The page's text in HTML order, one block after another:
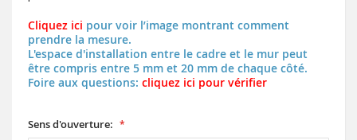
Cliquez ici pour voir l’image montrant comment
prendre la mesure.
L'espace d'installation entre le cadre et le mur peut
être compris entre 5 mm et 20 mm de chaque côté.
Foire aux questions: cliquez ici pour vérifier
Sens d'ouverture: